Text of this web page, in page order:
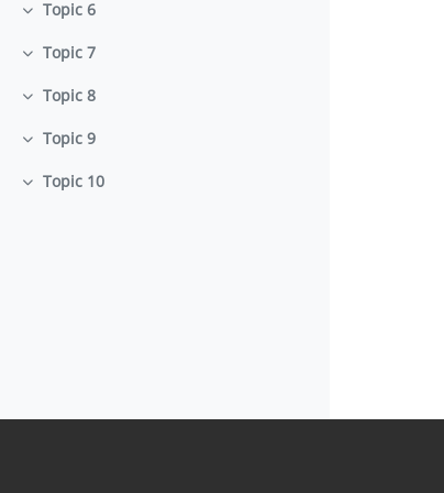
Minimizza
Topic 6
Minimizza
Topic 7
Minimizza
Topic 8
Minimizza
Topic 9
Minimizza
Topic 10